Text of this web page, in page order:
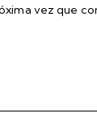
vez que